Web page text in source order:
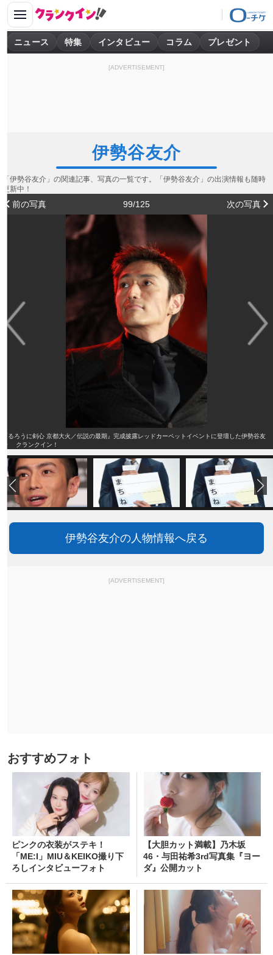
ニュース 特集 インタビュー コラム プレゼント
[ADVERTISEMENT]
伊勢谷友介
「伊勢谷友介」の関連記事、写真の一覧です。「伊勢谷友介」の出演情報も随時
更新中！
前の写真 99/125 次の写真
『るろうに剣心 京都大火／伝説の最期』完成披露レッドカーペットイベントに登壇した伊勢谷友
介 クランクイン！
伊勢谷友介の人物情報へ戻る
[ADVERTISEMENT]
おすすめフォト
ピンクの衣装がステキ！
「ME:I」MIU＆KEIKO撮り下
ろしインタビューフォト
【大胆カット満載】乃木坂
46・与田祐希3rd写真集『ヨー
ダ』公開カット